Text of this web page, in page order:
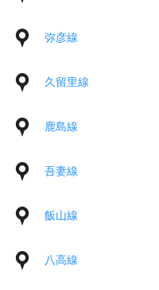
弥彦線
久留里線
鹿島線
吾妻線
飯山線
八高線